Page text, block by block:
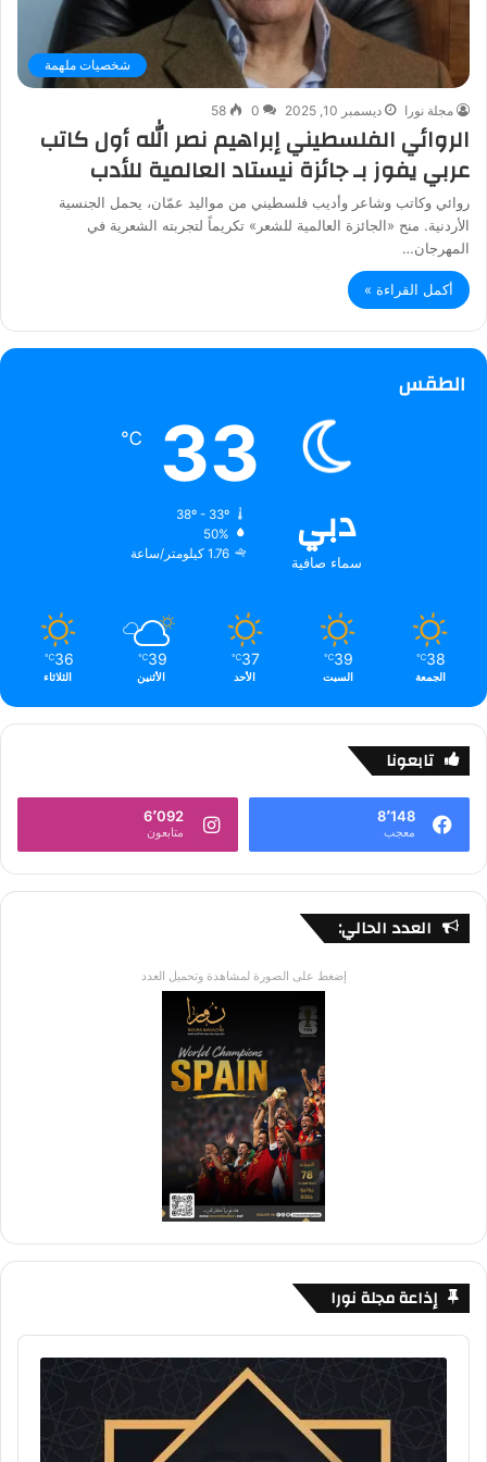
شخصيات ملهمة
مجلة نورا ديسمبر 10, 2025 0
58
الروائي الفلسطيني إبراهيم نصر الله أول كاتب
عربي يفوز بـ جائزة نيستاد العالمية للأدب
روائي وكاتب وشاعر وأديب فلسطيني من مواليد عمّان، يحمل الجنسية
الأردنية. منح «الجائزة العالمية للشعر» تكريماً لتجربته الشعرية في
المهرجان…
أكمل القراءة »
الطقس
دبي
سماء صافية
33
℃
38º - 33º
50%
1.76 كيلومتر/ساعة
38
℃
الجمعة
39
℃
السبت
37
℃
الأحد
39
℃
الأثنين
36
℃
الثلاثاء
تابعونا
8٬148
معجب
6٬092
متابعون
العدد الحالي:
إضغط على الصورة لمشاهدة وتحميل العدد
إذاعة مجلة نورا
Audio
Player